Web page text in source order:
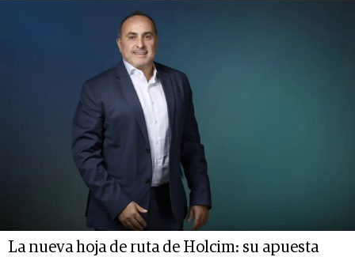
La nueva hoja de ruta de Holcim: su apuesta